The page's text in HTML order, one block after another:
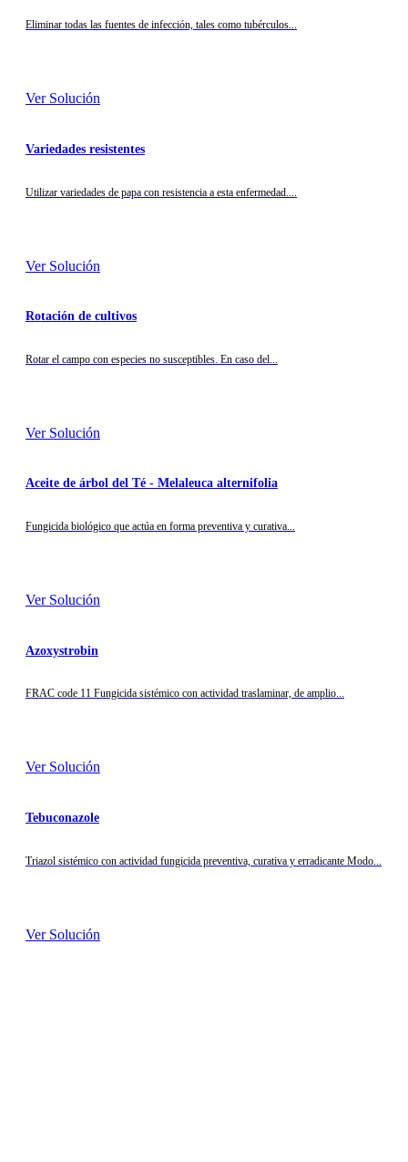
Eliminar todas las fuentes de infección, tales como tubérculos...
Ver Solución
Variedades resistentes
Utilizar variedades de papa con resistencia a esta enfermedad....
Ver Solución
Rotación de cultivos
Rotar el campo con especies no susceptibles. En caso del...
Ver Solución
Aceite de árbol del Té - Melaleuca alternifolia
Fungicida biológico que actúa en forma preventiva y curativa...
Ver Solución
Azoxystrobin
FRAC code 11 Fungicida sistémico con actividad traslaminar, de amplio...
Ver Solución
Tebuconazole
Triazol sistémico con actividad fungicida preventiva, curativa y erradicante Modo...
Ver Solución